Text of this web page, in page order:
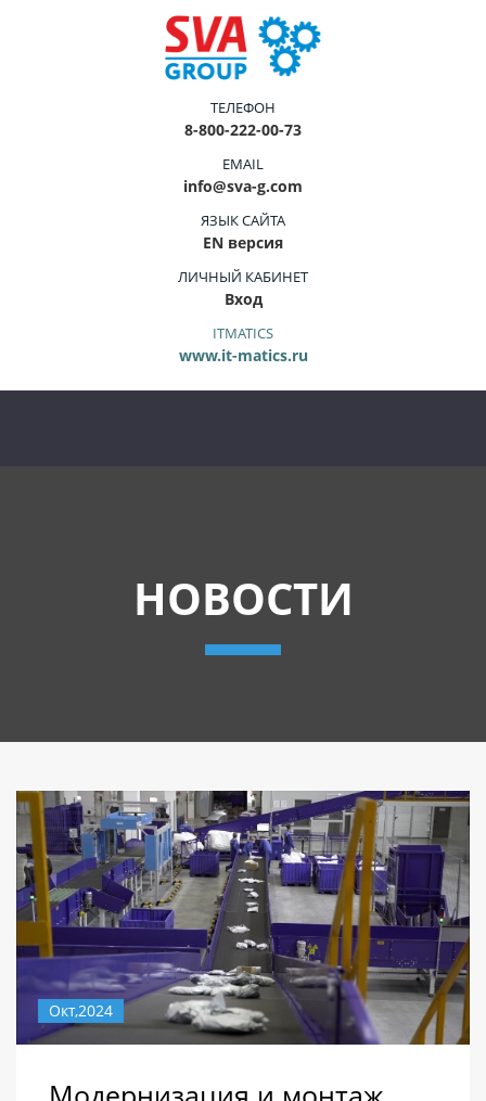
ТЕЛЕФОН
8-800-222-00-73
EMAIL
info@sva-g.com
ЯЗЫК САЙТА
EN версия
ЛИЧНЫЙ КАБИНЕТ
Вход
ITMATICS
www.it-matics.ru
НОВОСТИ
Окт,2024